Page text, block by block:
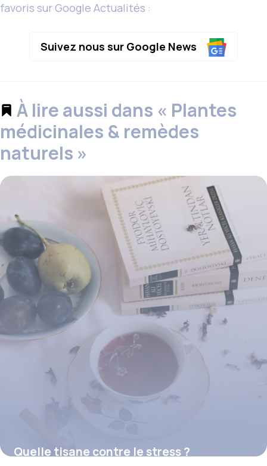
favoris sur Google Actualités :
Suivez nous sur Google News
À lire aussi dans « Plantes
médicinales & remèdes
naturels »
Quelle tisane contre le stress ?